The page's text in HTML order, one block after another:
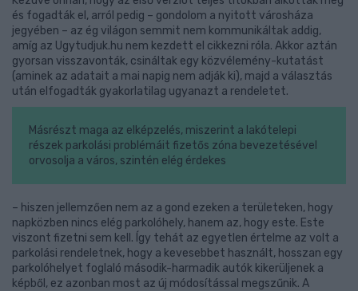
és fogadták el, arról pedig – gondolom a nyitott városháza
jegyében – az ég világon semmit nem kommunikáltak addig,
amíg az Ugytudjuk.hu nem kezdett el cikkezni róla. Akkor aztán
gyorsan visszavonták, csináltak egy közvélemény-kutatást
(aminek az adatait a mai napig nem adják ki), majd a választás
után elfogadták gyakorlatilag ugyanazt a rendeletet.
Másrészt maga az elképzelés, miszerint a lakótelepi
részek parkolási problémáit fizetős zóna bevezetésével
orvosolja a város, szintén elég érdekes
– hiszen jellemzően nem az a gond ezeken a területeken, hogy
napközben nincs elég parkolóhely, hanem az, hogy este. Este
viszont fizetni sem kell. Így tehát az egyetlen értelme az volt a
parkolási rendeletnek, hogy a kevesebbet használt, hosszan egy
parkolóhelyet foglaló második-harmadik autók kikerüljenek a
képből, ez azonban most az új módosítással megszűnik. A